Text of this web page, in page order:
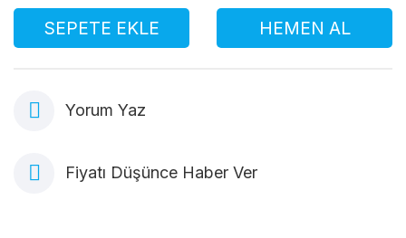
SEPETE EKLE HEMEN AL
Yorum Yaz
Fiyatı Düşünce Haber Ver